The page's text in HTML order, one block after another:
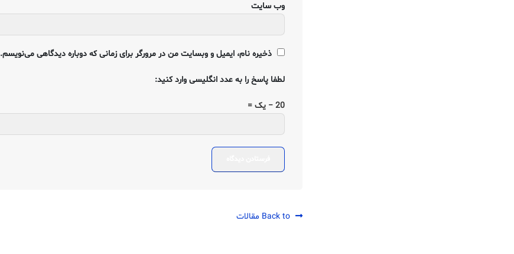
وب‌ سایت
ذخیره نام، ایمیل و وبسایت من در مرورگر برای زمانی که دوباره دیدگاهی می‌نویسم.
لطفا پاسخ را به عدد انگلیسی وارد کنید:
20 − یک =
Back to مقالات